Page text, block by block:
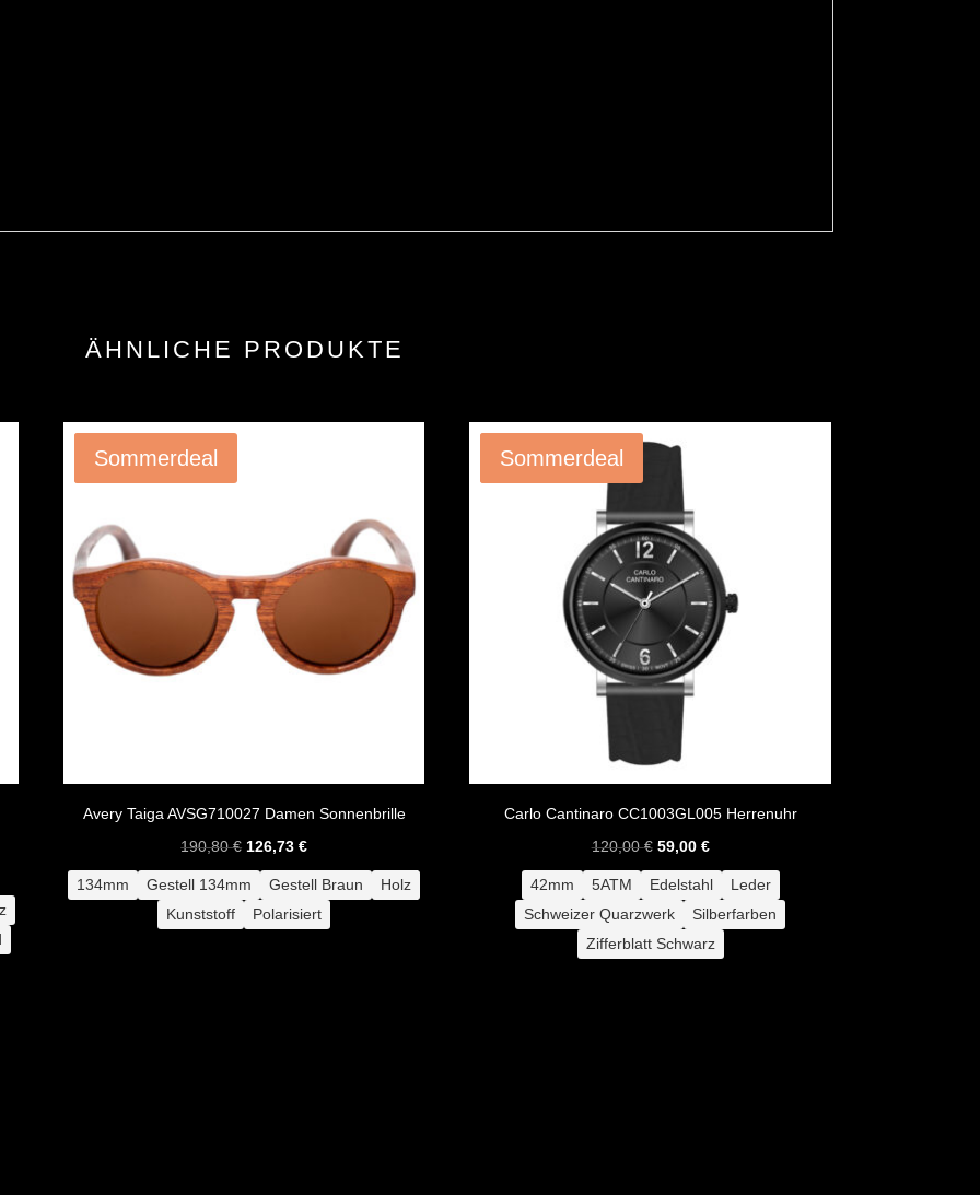
ÄHNLICHE PRODUKTE
Angebot!
Sommerdeal
Avery Taiga AVSG710027 Damen Sonnenbrille
190,80€ Ursprünglicher
Preis
war:
190,80 €
126,73€Aktueller
Preis
ist:
126,73 €.
134mm Gestell 134mm Gestell Braun
Holz
Kunststoff
Polarisiert
Angebot!
Sommerdeal
Carlo Cantinaro CC1003GL005 Herrenuhr
120,00€ Ursprünglicher
Preis
war:
120,00 €
59,00 €Aktueller
Preis
ist:
59,00 €.
42mm 5ATM Edelstahl
Leder
Schweizer Quarzwerk
Silberfarben
Zifferblatt Schwarz